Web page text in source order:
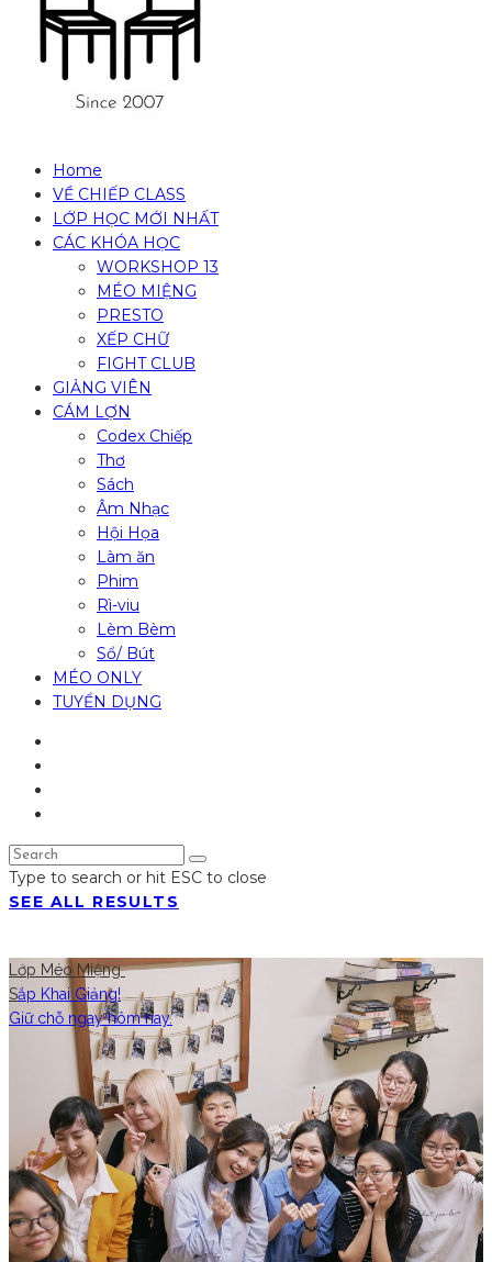
Home
VỀ CHIẾP CLASS
LỚP HỌC MỚI NHẤT
CÁC KHÓA HỌC
WORKSHOP 13
MÉO MIỆNG
PRESTO
XẾP CHỮ
FIGHT CLUB
GIẢNG VIÊN
CÁM LỢN
Codex Chiếp
Thơ
Sách
Âm Nhạc
Hội Họa
Làm ăn
Phim
Rì-viu
Lèm Bèm
Sổ/ Bút
MÉO ONLY
TUYỂN DỤNG
Type to search or hit ESC to close
SEE ALL RESULTS
Lớp Méo Miệng
Sắp Khai Giảng!
Giữ chỗ ngay hôm nay.